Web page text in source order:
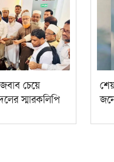
চেয়ে
স্মারকলিপি